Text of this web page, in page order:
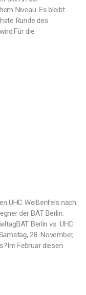
Niveau. Es bleibt
Runde des
die
UHC Weißenfels nach
der BAT Berlin.
Berlin vs. UHC
28. November,
Februar diesen